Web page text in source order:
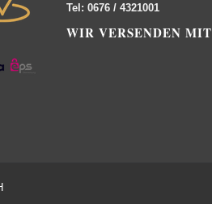
Tel: 0676 / 4321001
WIR VERSENDEN